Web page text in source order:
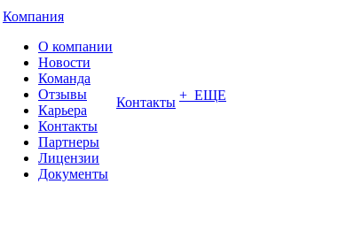
Компания
О компании
Новости
Команда
Отзывы
Карьера
Контакты
Партнеры
Лицензии
Документы
Контакты + ЕЩЕ